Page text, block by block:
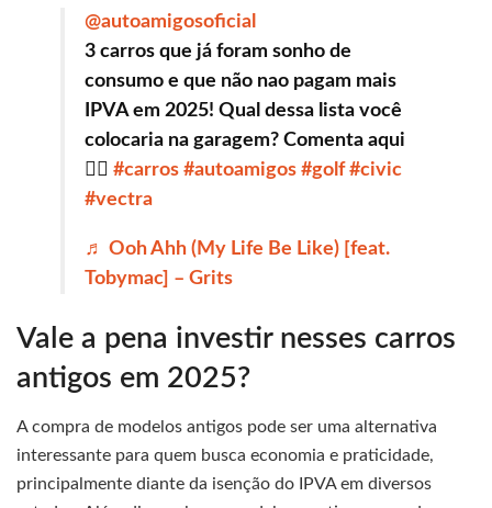
@autoamigosoficial
3 carros que já foram sonho de
consumo e que não nao pagam mais
IPVA em 2025! Qual dessa lista você
colocaria na garagem? Comenta aqui
👇🏽 #carros #autoamigos #golf #civic
#vectra
♬ Ooh Ahh (My Life Be Like) [feat.
Tobymac] – Grits
Vale a pena investir nesses carros
antigos em 2025?
A compra de modelos antigos pode ser uma alternativa
interessante para quem busca economia e praticidade,
principalmente diante da isenção do IPVA em diversos